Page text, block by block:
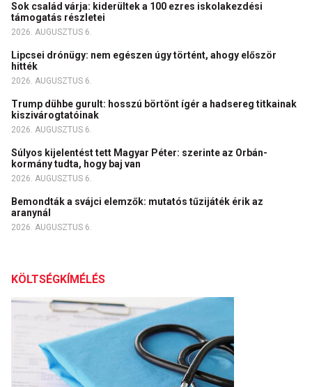
Sok család várja: kiderültek a 100 ezres iskolakezdési
támogatás részletei
2026. AUGUSZTUS 6.
Lipcsei drónügy: nem egészen úgy történt, ahogy először
hitték
2026. AUGUSZTUS 6.
Trump dühbe gurult: hosszú börtönt ígér a hadsereg titkainak
kiszivárogtatóinak
2026. AUGUSZTUS 6.
Súlyos kijelentést tett Magyar Péter: szerinte az Orbán-
kormány tudta, hogy baj van
2026. AUGUSZTUS 6.
Bemondták a svájci elemzők: mutatós tűzijáték érik az
aranynál
2026. AUGUSZTUS 6.
KÖLTSÉGKÍMÉLÉS